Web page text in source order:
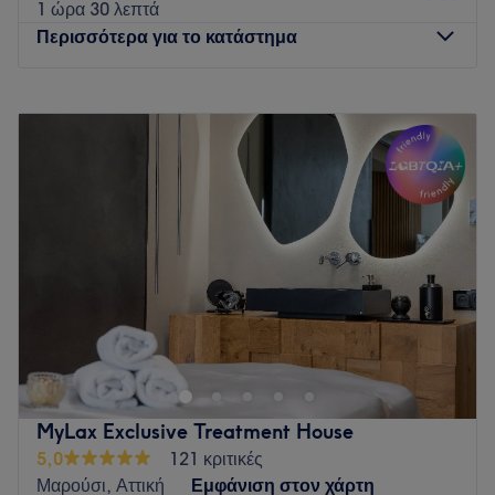
νιώσεις ότι είσαι σε ασφαλή χέρια.
Προϊόντα: Dr. Med Cristine Schrammek, Heliocare,
Go to venue
1 ώρα 30 λεπτά
Περισσότερα για το κατάστημα
09:00 –21:00
09:00–21:00
09:00–21:00
09:00
21:00
Κλειστό
Κλειστό
Το Elysian beauty salon λειτουργεί στον Εύοσμο
Θεσσαλονίκης από το 2019 από δύο καταξιωμένες
αισθητικούς ΤΕΙ την Άννα και Κωνσταντίνα Κωνσταντινίδου
με πολύ αγάπη και αφοσίωση για τον χώρο της αισθητικής,
με συνεχή έρευνα και αναζήτηση για τις πιο εξελιγμένες
υπηρεσίες και τεχνικές για τα πιο άψογα αποτελέσματα! Στο
κατάστημα θα βρείς ένα ζεστό, φιλόξενο, επαγγελαμτικό
MyLax Exclusive Treatment House
5,0
121 κριτικές
Μαρούσι, Αττική
Εμφάνιση στον χάρτη